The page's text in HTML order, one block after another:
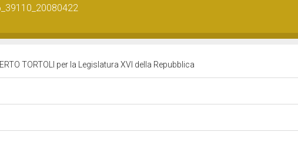
TORTOLI per la Legislatura XVI della Repubblica